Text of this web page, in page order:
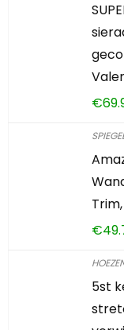
€
€
5st